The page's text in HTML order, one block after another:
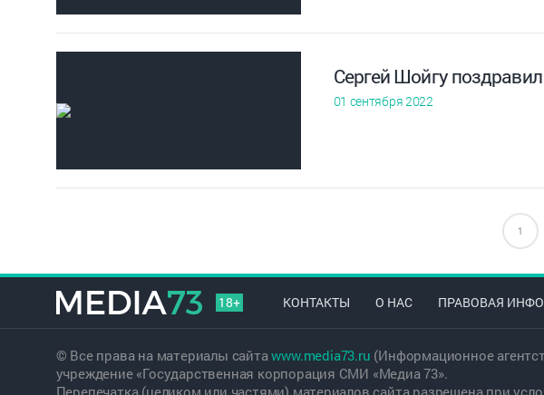
Сергей Шойгу
01 сентября 2022
1
18+ КОНТАКТЫ О НАС ПРАВОВАЯ
© Все права на материалы сайтаwww.media73.ru (Информационное
учреждение «Государственная корпорация СМИ «Медиа 73».
Перепечатка (целиком или частями) материалов сайта разрешена при